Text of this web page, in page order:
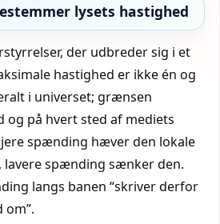
lysets hastighed
der udbreder sig i et
hastighed er ikke én og
i universet; grænsen
på hvert sted af mediets
spænding hæver den lokale
spænding sænker den.
langs banen “skriver derfor
om”.